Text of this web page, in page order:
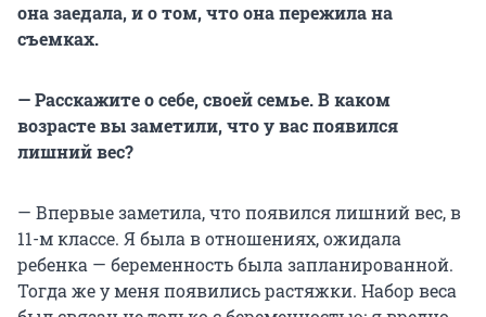
она заедала, и о том, что она пережила на
съемках.
— Расскажите о себе, своей семье. В каком
возрасте вы заметили, что у вас появился
лишний вес?
— Впервые заметила, что появился лишний вес, в
11-м классе. Я была в отношениях, ожидала
ребенка — беременность была запланированной.
Тогда же у меня появились растяжки. Набор веса